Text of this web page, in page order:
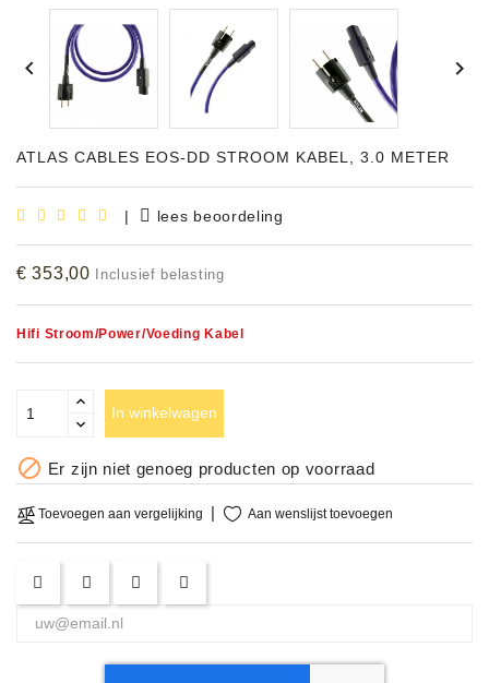
Versterking
Instrumenten
Shop
Bladmuziek
Accessoires
MODELLEN
OPRUIMING
DEMONSTRATIES
&
CLINICS
VERHUUR,
SERVICE
 
ATLAS CABLES EOS-DD STROOM KABEL, 3.0 METER
| lees beoordeling
€ 353,00 Inclusief belasting
Hifi Stroom/Power/Voeding Kabel
In winkelwagen
 Er zijn niet genoeg producten op voorraad
Toevoegen aan vergelijking Aan wenslijst toevoegen